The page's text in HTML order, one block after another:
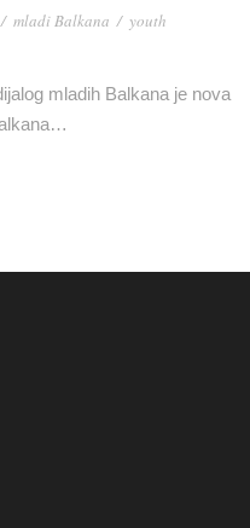
/ mladi Balkana / youth
mladih Balkana je nova